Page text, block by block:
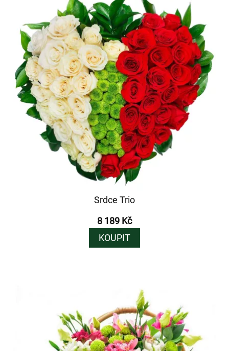
Srdce Trio
8 189 Kč
KOUPIT